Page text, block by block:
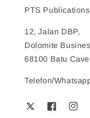
PTS
12, Jalan DBP,
Dolomite
68100 Batu
Telefon/